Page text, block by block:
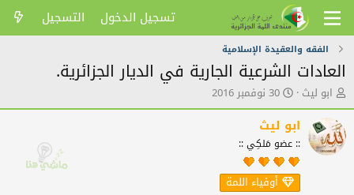
تسجيل الدخول التسجيل
الفقه والعقيدة الإسلامية
العادات الشرعية الجارية في الديار الجزائرية.
ك
ا
ت
ب
ا
ابو ليث ت
ا
ر
ي
خ
ا
ل
30 نوفمبر 2016
ابو ليث
:: عضو مَلكِي ::
أوفياء اللمة